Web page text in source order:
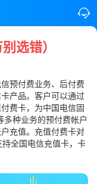
选错）
预付费业务、后付费
产品。客户可以通过
费卡，为中国电信固
多种业务的预付费帐户
充值。充值付费卡对
全国电信充值卡，卡